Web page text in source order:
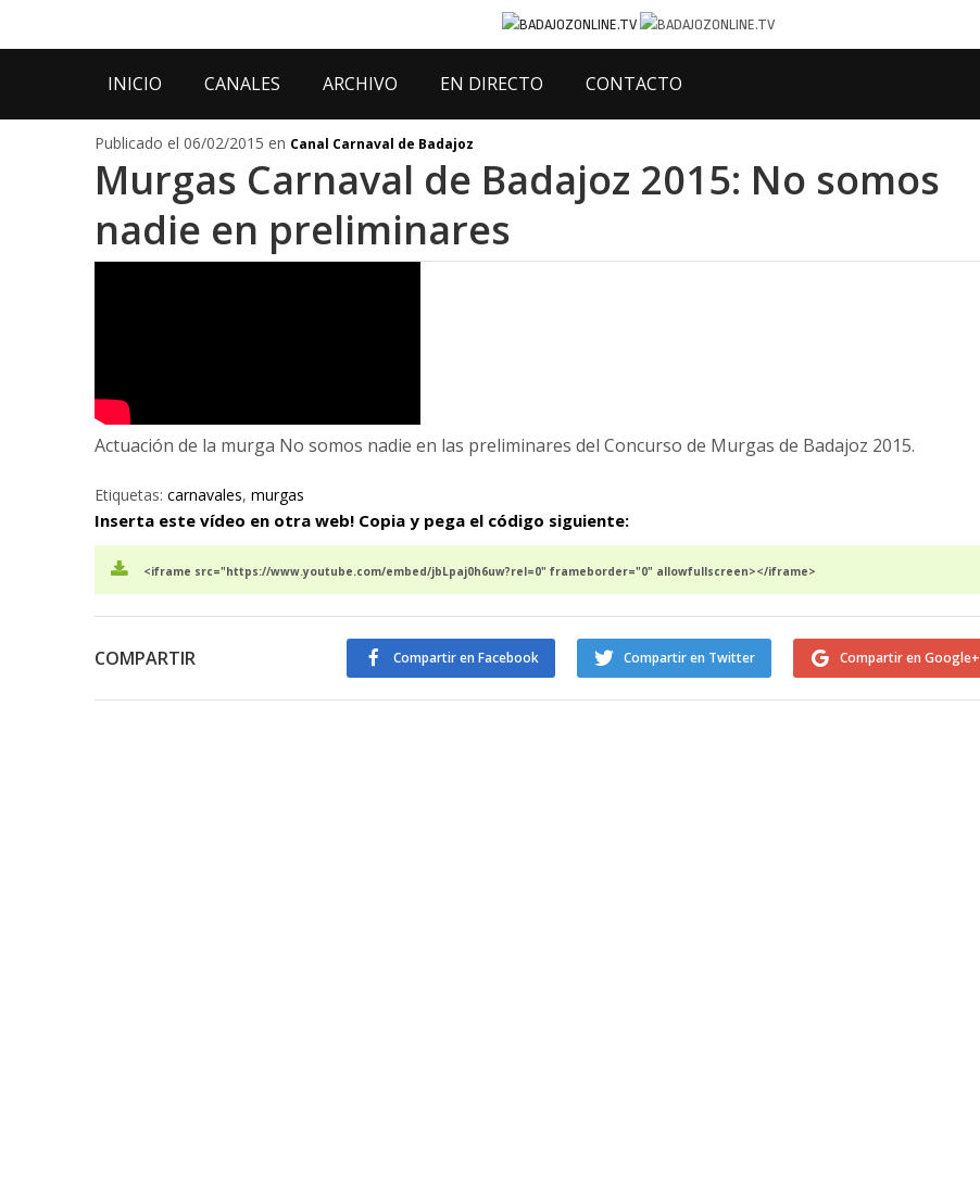
INICIO CANALES ARCHIVO EN DIRECTO CONTACTO
Publicado el 06/02/2015 en Canal Carnaval de Badajoz
Murgas Carnaval de Badajoz 2015: No somos
nadie en preliminares
Actuación de la murga No somos nadie en las preliminares del Concurso de Murgas de Badajoz 2015.
Etiquetas: carnavales, murgas
Inserta este vídeo en otra web! Copia y pega el código siguiente:
<iframe src="https://www.youtube.com/embed/jbLpaj0h6uw?rel=0" frameborder="0" allowfullscreen></iframe>
COMPARTIR Compartir en Google+
Compartir en Twitter
Compartir en Facebook